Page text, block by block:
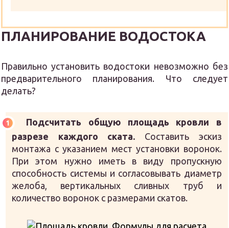
ПЛАНИРОВАНИЕ ВОДОСТОКА
Правильно установить водостоки невозможно без
предварительного планирования. Что следует
делать?
Подсчитать общую площадь кровли в
разрезе каждого ската. Составить эскиз
монтажа с указанием мест установки воронок.
При этом нужно иметь в виду пропускную
способность системы и согласовывать диаметр
желоба, вертикальных сливных труб и
количество воронок с размерами скатов.